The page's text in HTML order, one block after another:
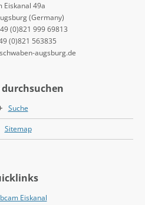
Eiskanal 49a
(Germany)
(0)821 999 69813
(0)821 563835
augsburg.de
durchsuchen
Suche
Sitemap
Eiskanal